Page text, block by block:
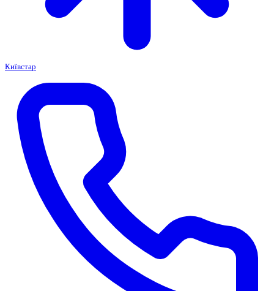
Київстар